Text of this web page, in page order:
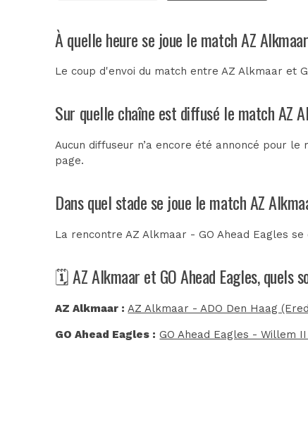
À quelle heure se joue le match AZ
Le coup d'envoi du match entre AZ Alkmaar et
Sur quelle chaîne est diffusé le match AZ
Aucun diffuseur n’a encore été annoncé pour
page.
Dans quel stade se joue le match AZ
La rencontre AZ Alkmaar - GO Ahead Eagles
🗓️ AZ Alkmaar et GO Ahead Eagles, quels
AZ Alkmaar : AZ Alkmaar - ADO Den Haag
GO Ahead Eagles : GO Ahead Eagles - Willem II